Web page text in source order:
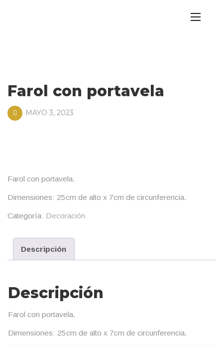
Farol con portavela
MAYO 3, 2023
Farol con portavela.
Dimensiones: 25cm de alto x 7cm de circunferencia.
Categoría: Decoración
Descripción
Descripción
Farol con portavela.
Dimensiones: 25cm de alto x 7cm de circunferencia.